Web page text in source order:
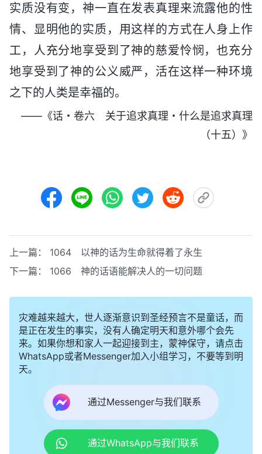
实质没有变，神一直在发表真理来流露他的性
情、显明他的实质，用这样的方式在人身上作
工，人充分地享受到了神的慈爱怜悯，也充分
地享受到了神的公义威严，活在这样一种环境
之下的人类是幸福的。
——《话・卷六 关于追求真理・什么是追求真理
（十五）》
上一篇： 1064 以神的话为生命就得着了永生
下一篇： 1066 神的话语能解决人的一切问题
灾难越来越大，世人逐渐意识到圣经预言不是童话，而
是正在发生的事实，没有人确定明天和意外哪个会先
来。如果你想和家人一起迎接到主，蒙神保守，请点击
WhatsApp或者Messenger加入小组学习，不要等到明
天。
通过Messenger与我们联系
通过WhatsApp与我们联系